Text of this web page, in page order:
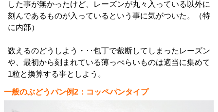
した事が無かったけど、レーズンが丸々入っている以外に
刻んであるものが入っているという事に気がついた。（特
に内部）
数えるのどうしよう・･･包丁で裁断してしまったレーズン
や、最初から刻まれている薄っぺらいものは適当に集めて
1粒と換算する事としよう。
一般のぶどうパン例2：コッペパンタイプ